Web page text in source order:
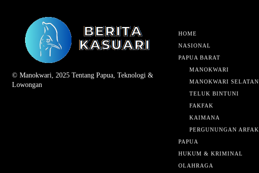
© Manokwari, 2025 Tentang Papua, Teknologi &
Lowongan
HOME
NASIONAL
PAPUA BARAT
MANOKWARI
MANOKWARI SELATAN
TELUK BINTUNI
FAKFAK
KAIMANA
PERGUNUNGAN ARFAK
PAPUA
HUKUM & KRIMINAL
OLAHRAGA